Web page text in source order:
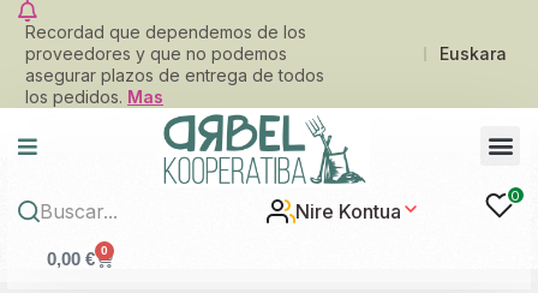
Recordad que dependemos de los
proveedores y que no podemos
asegurar plazos de entrega de todos
los pedidos. Mas
Euskara
Nire Kontua
0
0,00 € 0